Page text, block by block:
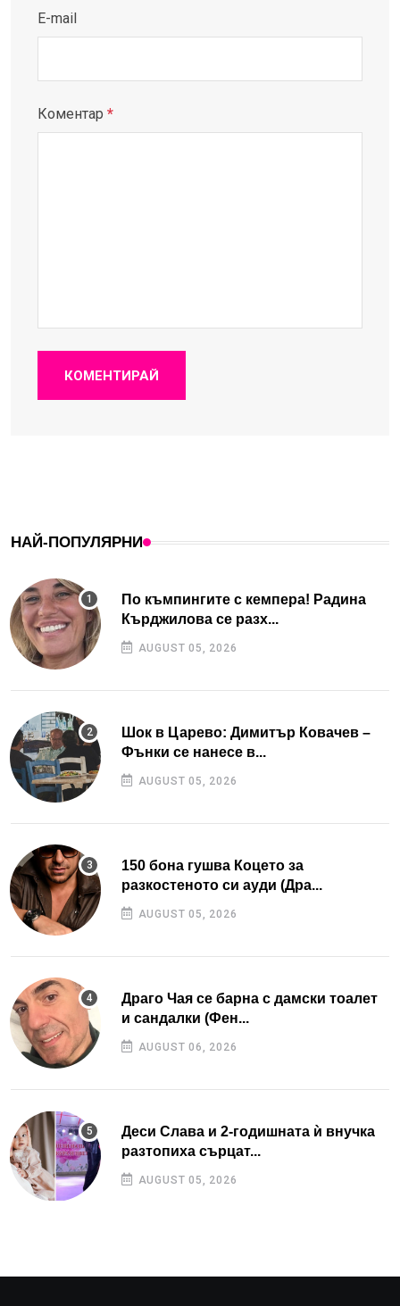
E-mail
Коментар *
КОМЕНТИРАЙ
НАЙ-ПОПУЛЯРНИ
По къмпингите с кемпера! Радина
Кърджилова се разх...
AUGUST 05, 2026
Шок в Царево: Димитър Ковачев –
Фънки се нанесе в...
AUGUST 05, 2026
150 бона гушва Коцето за
разкостеното си ауди (Дра...
AUGUST 05, 2026
Драго Чая се барна с дамски тоалет
и сандалки (Фен...
AUGUST 06, 2026
Деси Слава и 2-годишната ѝ внучка
разтопиха сърцат...
AUGUST 05, 2026